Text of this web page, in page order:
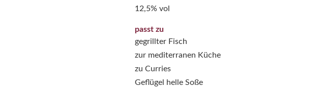
12,5% vol
passt zu
gegrillter Fisch
zur mediterranen Küche
zu Curries
Geflügel helle Soße